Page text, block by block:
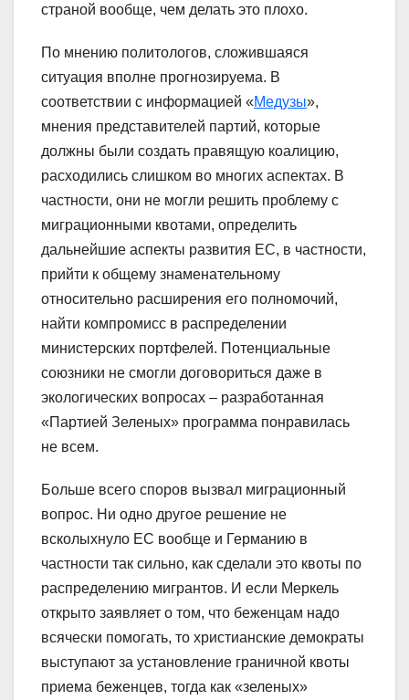
страной вообще, чем делать это плохо.
По мнению политологов, сложившаяся
ситуация вполне прогнозируема. В
соответствии с информацией «Медузы»,
мнения представителей партий, которые
должны были создать правящую коалицию,
расходились слишком во многих аспектах. В
частности, они не могли решить проблему с
миграционными квотами, определить
дальнейшие аспекты развития ЕС, в частности,
прийти к общему знаменательному
относительно расширения его полномочий,
найти компромисс в распределении
министерских портфелей. Потенциальные
союзники не смогли договориться даже в
экологических вопросах – разработанная
«Партией Зеленых» программа понравилась
не всем.
Больше всего споров вызвал миграционный
вопрос. Ни одно другое решение не
всколыхнуло ЕС вообще и Германию в
частности так сильно, как сделали это квоты по
распределению мигрантов. И если Меркель
открыто заявляет о том, что беженцам надо
всячески помогать, то христианские демократы
выступают за установление граничной квоты
приема беженцев, тогда как «зеленых»